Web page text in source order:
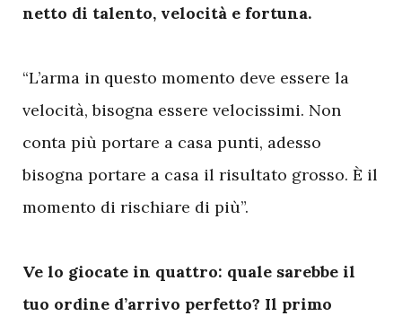
netto di talento, velocità e fortuna.
“L’arma in questo momento deve essere la
velocità, bisogna essere velocissimi. Non
conta più portare a casa punti, adesso
bisogna portare a casa il risultato grosso. È il
momento di rischiare di più”.
Ve lo giocate in quattro: quale sarebbe il
tuo ordine d’arrivo perfetto? Il primo